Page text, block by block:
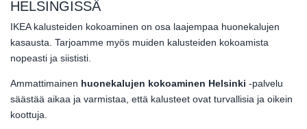
HELSINGISSÄ
IKEA kalusteiden kokoaminen on osa laajempaa huonekalujen
kasausta. Tarjoamme myös muiden kalusteiden kokoamista
nopeasti ja siististi.
Ammattimainen huonekalujen kokoaminen Helsinki -palvelu
säästää aikaa ja varmistaa, että kalusteet ovat turvallisia ja oikein
koottuja.